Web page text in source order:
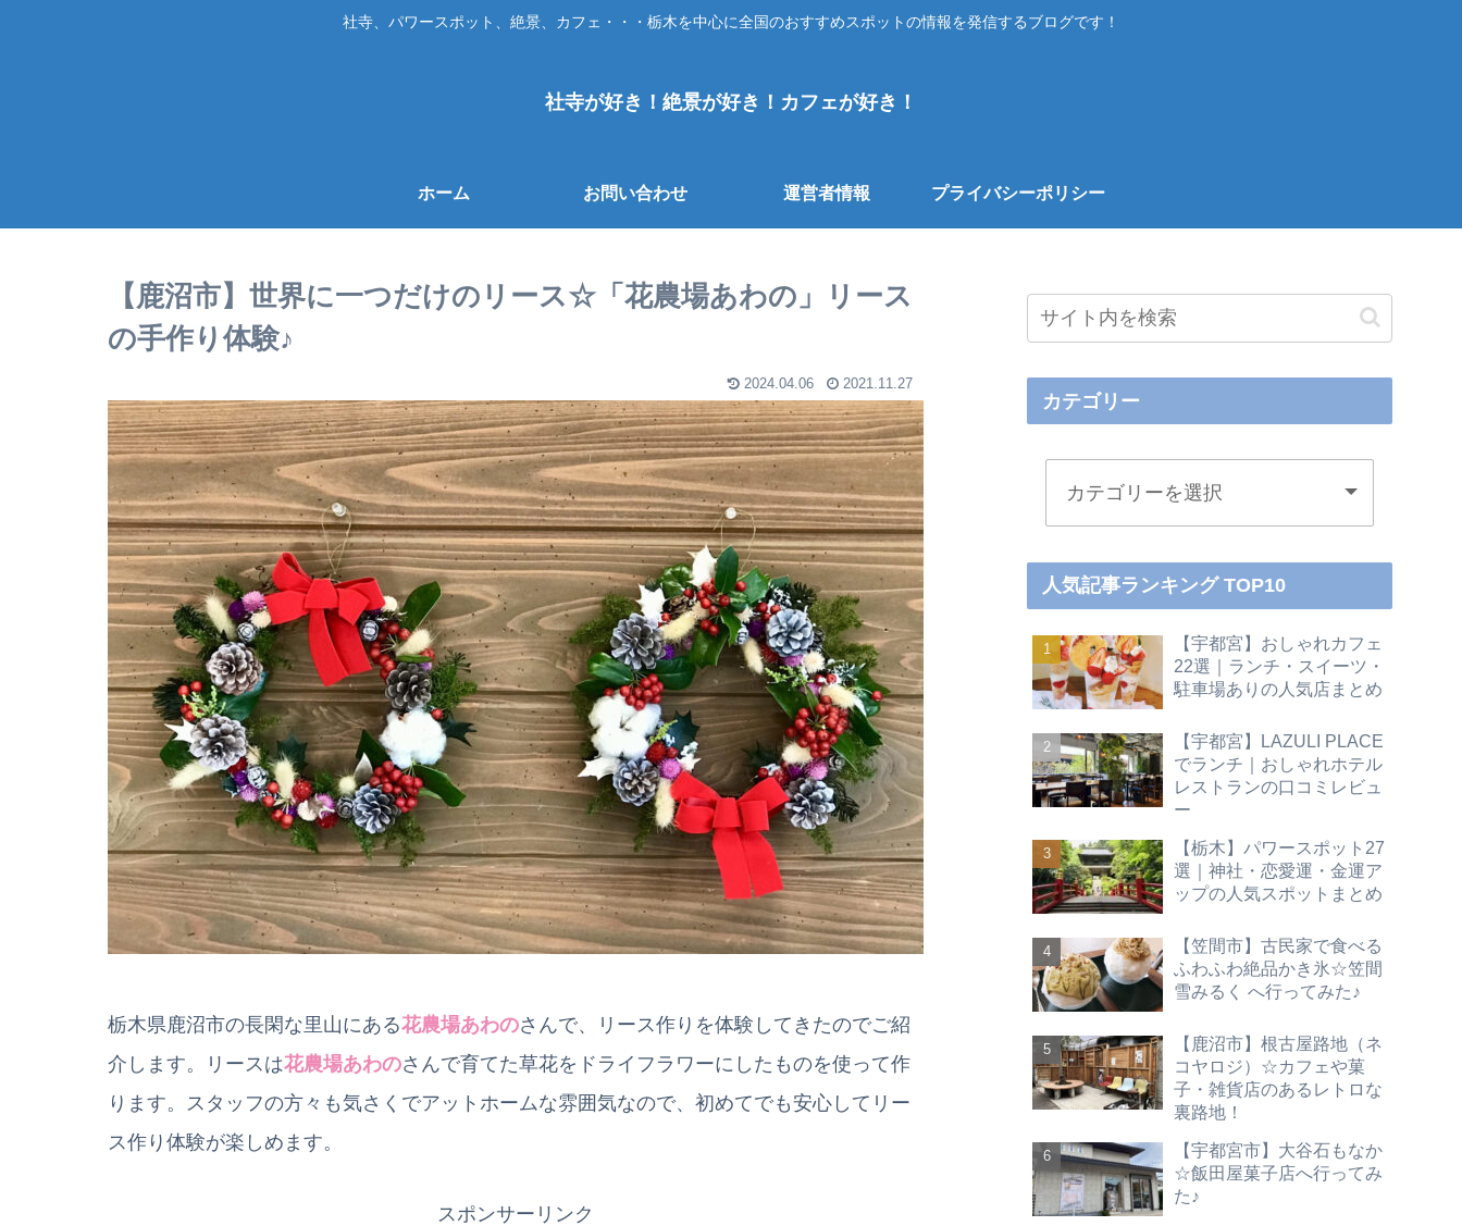
社寺、パワースポット、絶景、カフェ・・・栃木を中心に全国のおすすめスポットの情報を発信するブログです！
社寺が好き！絶景が好き！カフェが好き！
ホーム お問い合わせ 運営者情報 プライバシーポリシー
【鹿沼市】世界に一つだけのリース☆「花農場あわの」リース
の手作り体験♪
2024.04.06 2021.11.27
栃木県鹿沼市の長閑な里山にある花農場あわのさんで、リース作りを体験してきたのでご紹
介します。リースは花農場あわのさんで育てた草花をドライフラワーにしたものを使って作
ります。スタッフの方々も気さくでアットホームな雰囲気なので、初めてでも安心してリー
ス作り体験が楽しめます。
スポンサーリンク
カテゴリー
人気記事ランキング TOP10
【宇都宮】おしゃれカフェ
22選｜ランチ・スイーツ・
駐車場ありの人気店まとめ
【宇都宮】LAZULI PLACE
でランチ｜おしゃれホテル
レストランの口コミレビュ
ー
【栃木】パワースポット27
選｜神社・恋愛運・金運ア
ップの人気スポットまとめ
【笠間市】古民家で食べる
ふわふわ絶品かき氷☆笠間
雪みるく へ行ってみた♪
【鹿沼市】根古屋路地（ネ
コヤロジ）☆カフェや菓
子・雑貨店のあるレトロな
裏路地！
【宇都宮市】大谷石もなか
☆飯田屋菓子店へ行ってみ
た♪